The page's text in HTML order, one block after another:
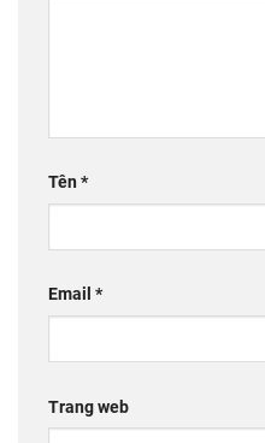
Tên*
Email *
Trang web